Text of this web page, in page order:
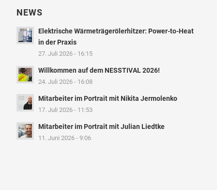
NEWS
Elektrische Wärmeträgerölerhitzer: Power-to-Heat
in der Praxis
27. Juli 2026 - 16:15
Willkommen auf dem NESSTIVAL 2026!
24. Juli 2026 - 16:08
Mitarbeiter im Portrait mit Nikita Jermolenko
17. Juli 2026 - 11:53
Mitarbeiter im Portrait mit Julian Liedtke
11. Juni 2026 - 9:06